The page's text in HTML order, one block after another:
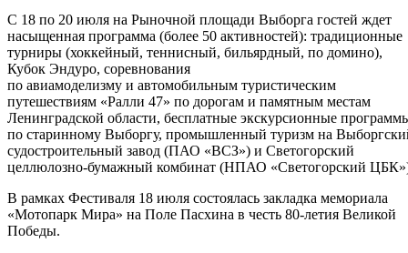
С 18 по 20 июля на Рыночной площади Выборга гостей ждет
насыщенная программа (более 50 активностей): традиционные
турниры (хоккейный, теннисный, бильярдный, по домино),
Кубок Эндуро, соревнования
по авиамоделизму и автомобильным туристическим
путешествиям «Ралли 47» по дорогам и памятным местам
Ленинградской области, бесплатные экскурсионные
по старинному Выборгу, промышленный туризм на
судостроительный завод (ПАО «ВСЗ») и Светогорский
целлюлозно-бумажный комбинат (НПАО «Светогорский
В рамках Фестиваля 18 июля состоялась закладка мемориала
«Мотопарк Мира» на Поле Пасхина в честь 80-летия Великой
Победы.